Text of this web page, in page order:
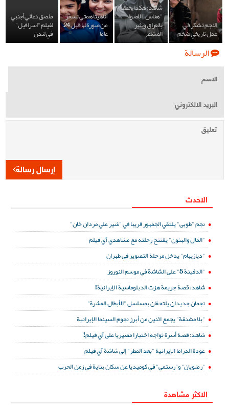
النجم تشكر في
عمل تاريخي ضخم
شاهد: هکذا يخطف
"هناس" الاضواء
بالعراق ويثير
المشاعر
آناهيتا همتي تسخر
من صورة لها قبل 24
عاما
ملصق دعائي أجنبي
لفيلم "اسرافيل"
في لندن
الرسالة
إرسال رسالة
الاحدث
نجم "طوبى" يلتقي الجمهور قريبا في "شير علي مردان خان"
"المال والبنون" يفتتح رحلته مع مشاهدي آي فيلم
"ديازيبام" يدخل مرحلة التصوير في طهران
"الدفينة 5" على الشاشة في موسم النوروز
شاهد: قصة جريمة هزت الدبلوماسية الإيرانية!
نجمان جديدان يلتحقان بمسلسل "الأبطال العشرة"
"بلا مشنقة" يجمع اثنين من أبرز نجوم السينما الإيرانية
شاهد: قصة أسرة تواجه اختبارا مصيريا على آي فيلم!
عودة الدراما الإيرانية "بعد المطر" إلى شاشة آي فيلم
"رضويان" و"رستمي" في كوميديا عن سكان بناية في زمن الحرب
الاكثر مشاهدة